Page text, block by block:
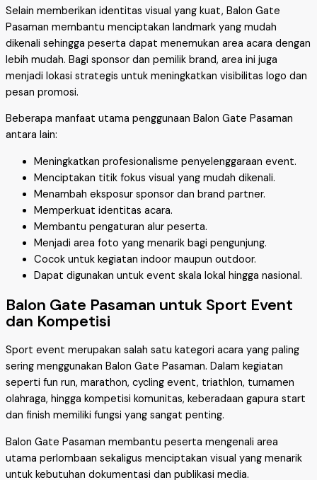
Selain memberikan identitas visual yang kuat, Balon Gate
Pasaman membantu menciptakan landmark yang mudah
dikenali sehingga peserta dapat menemukan area acara dengan
lebih mudah. Bagi sponsor dan pemilik brand, area ini juga
menjadi lokasi strategis untuk meningkatkan visibilitas logo dan
pesan promosi.
Beberapa manfaat utama penggunaan Balon Gate Pasaman
antara lain:
Meningkatkan profesionalisme penyelenggaraan event.
Menciptakan titik fokus visual yang mudah dikenali.
Menambah eksposur sponsor dan brand partner.
Memperkuat identitas acara.
Membantu pengaturan alur peserta.
Menjadi area foto yang menarik bagi pengunjung.
Cocok untuk kegiatan indoor maupun outdoor.
Dapat digunakan untuk event skala lokal hingga nasional.
Balon Gate Pasaman untuk Sport Event
dan Kompetisi
Sport event merupakan salah satu kategori acara yang paling
sering menggunakan Balon Gate Pasaman. Dalam kegiatan
seperti fun run, marathon, cycling event, triathlon, turnamen
olahraga, hingga kompetisi komunitas, keberadaan gapura start
dan finish memiliki fungsi yang sangat penting.
Balon Gate Pasaman membantu peserta mengenali area
utama perlombaan sekaligus menciptakan visual yang menarik
untuk kebutuhan dokumentasi dan publikasi media.